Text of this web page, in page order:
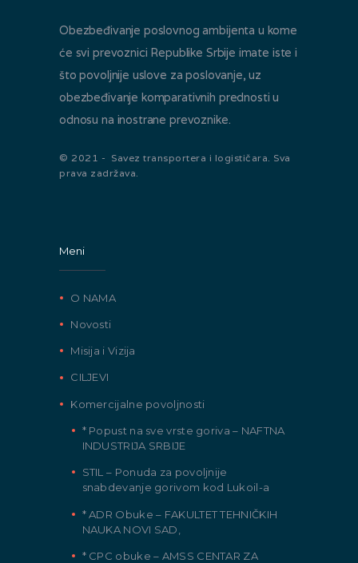
Obezbeđivanje poslovnog ambijenta u kome
će svi prevoznici Republike Srbije imate iste i
što povoljnije uslove za poslovanje, uz
obezbeđivanje komparativnih prednosti u
odnosu na inostrane prevoznike.
© 2021 - Savez transportera i logističara. Sva
prava zadržava.
Meni
O NAMA
Novosti
Misija i Vizija
CILJEVI
Komercijalne povoljnosti
* Popust na sve vrste goriva – NAFTNA
INDUSTRIJA SRBIJE
STIL – Ponuda za povoljnije
snabdevanje gorivom kod Lukoil-a
* ADR Obuke – FAKULTET TEHNIČKIH
NAUKA NOVI SAD,
* CPC obuke – AMSS CENTAR ZA